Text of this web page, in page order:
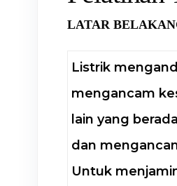
LATAR
Listrik
mengancam
lain yang
dan
Untuk